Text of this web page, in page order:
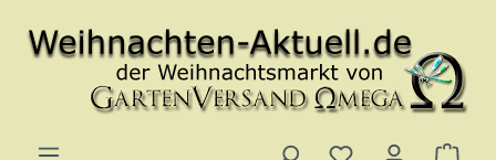
Zum Hauptinhalt springen
Du hast 0